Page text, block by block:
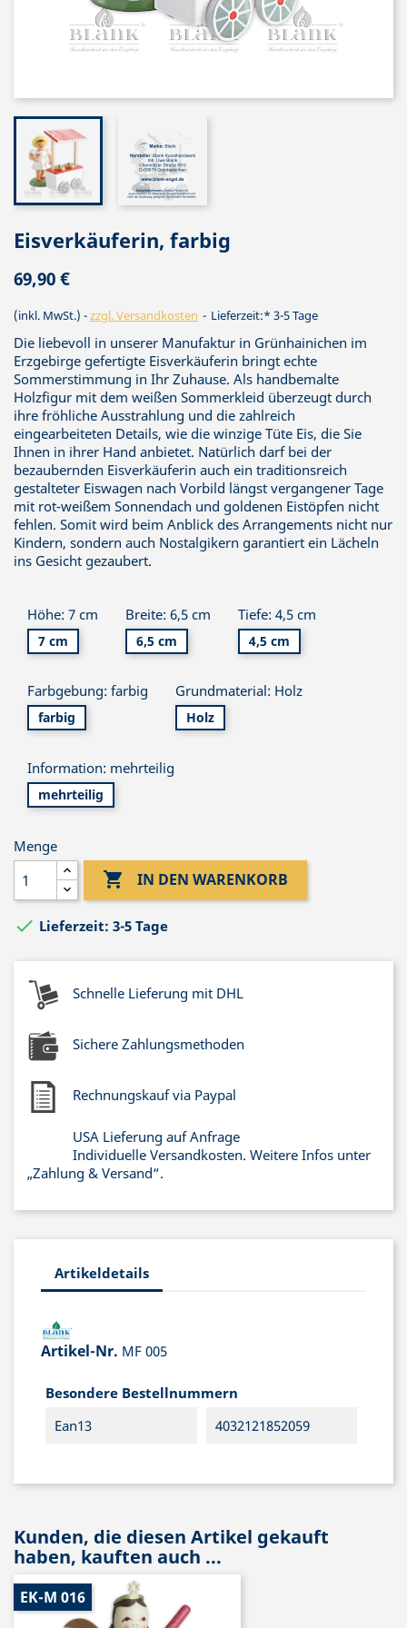
Eisverkäuferin, farbig
69,90 €
(inkl. MwSt.) zzgl. Versandkosten Lieferzeit:* 3-5 Tage
Die liebevoll in unserer Manufaktur in Grünhainichen im
Erzgebirge gefertigte Eisverkäuferin bringt echte
Sommerstimmung in Ihr Zuhause. Als handbemalte
Holzfigur mit dem weißen Sommerkleid überzeugt durch
ihre fröhliche Ausstrahlung und die zahlreich
eingearbeiteten Details, wie die winzige Tüte Eis, die Sie
Ihnen in ihrer Hand anbietet. Natürlich darf bei der
bezaubernden Eisverkäuferin auch ein traditionsreich
gestalteter Eiswagen nach Vorbild längst vergangener Tage
mit rot-weißem Sonnendach und goldenen Eistöpfen nicht
fehlen. Somit wird beim Anblick des Arrangements nicht nur
Kindern, sondern auch Nostalgikern garantiert ein Lächeln
ins Gesicht gezaubert.
Höhe: 7 cm
7 cm
Breite: 6,5 cm
6,5 cm
Tiefe: 4,5 cm
4,5 cm
Farbgebung: farbig
farbig
Grundmaterial: Holz
Holz
Information: mehrteilig
mehrteilig
Menge
 IN DEN WARENKORB
 Lieferzeit: 3-5 Tage
Schnelle Lieferung mit DHL
Sichere Zahlungsmethoden
Rechnungskauf via Paypal
USA Lieferung auf Anfrage
Individuelle Versandkosten. Weitere Infos unter
„Zahlung & Versand“.
Artikeldetails
Artikel-Nr. MF 005
Besondere Bestellnummern
Ean13
4032121852059
Kunden, die diesen Artikel gekauft
haben, kauften auch ...
EK-M 016